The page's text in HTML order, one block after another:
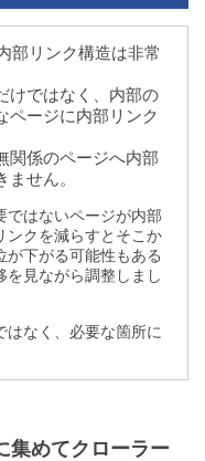
部リンク構造は非常
けではなく、内部の
ページに内部リンク
関係のページへ内部
せん。
ではないページが内部
ンクを減らすとそこか
が下がる可能性もある
を見ながら調整しまし
はなく、必要な箇所に
集めてクローラー